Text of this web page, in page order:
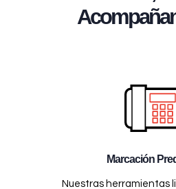
Marcación
Nuestras herramientas